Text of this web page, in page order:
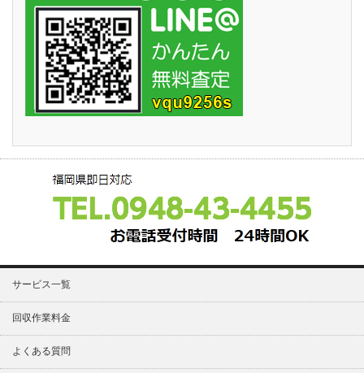
サービス一覧
回収作業料金
よくある質問